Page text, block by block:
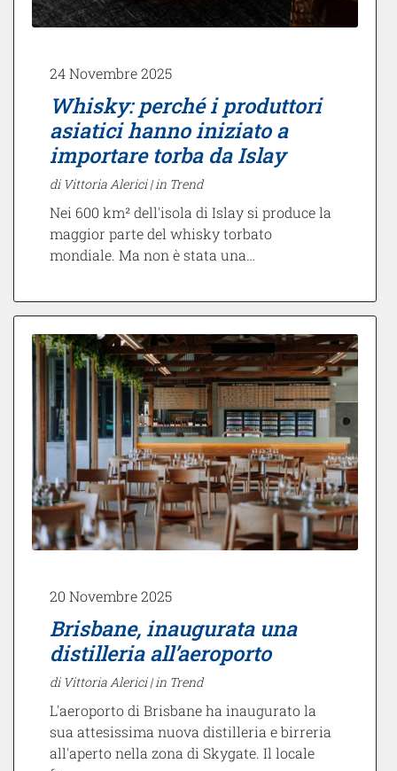
24 Novembre 2025
Whisky: perché i produttori
asiatici hanno iniziato a
importare torba da Islay
di Vittoria Alerici | in Trend
Nei 600 km² dell'isola di Islay si produce la
maggior parte del whisky torbato
mondiale. Ma non è stata una…
20 Novembre 2025
Brisbane, inaugurata una
distilleria all’aeroporto
di Vittoria Alerici |in Trend
L'aeroporto di Brisbane ha inaugurato la
sua attesissima nuova distilleria e birreria
all'aperto nella zona di Skygate. Il locale